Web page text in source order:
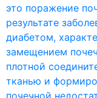
это поражение
результате
диабетом,
замещением
плотной
тканью и
почечной